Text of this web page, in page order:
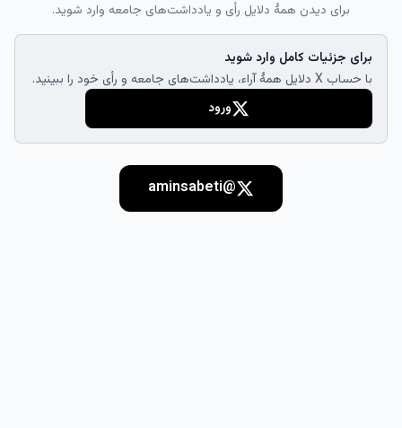
برای دیدن همهٔ دلایل رأی و یادداشت‌های جامعه وارد شوید.
برای جزئیات کامل وارد شوید
با حساب X دلایل همهٔ آراء، یادداشت‌های جامعه و رأی خود را ببینید.
ورود
@aminsabeti